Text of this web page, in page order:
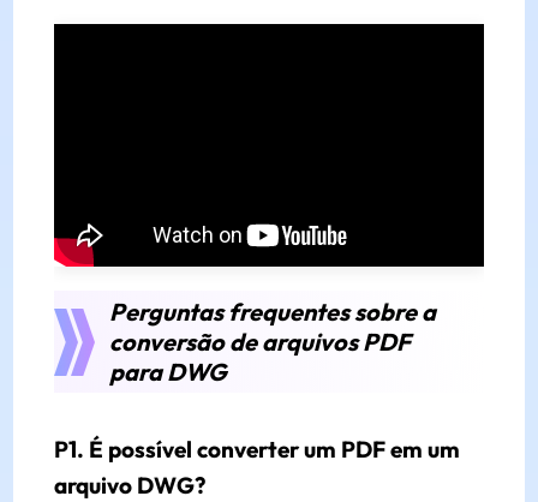
Perguntas frequentes sobre a
conversão de arquivos PDF
para DWG
P1. É possível converter um PDF em um
arquivo DWG?